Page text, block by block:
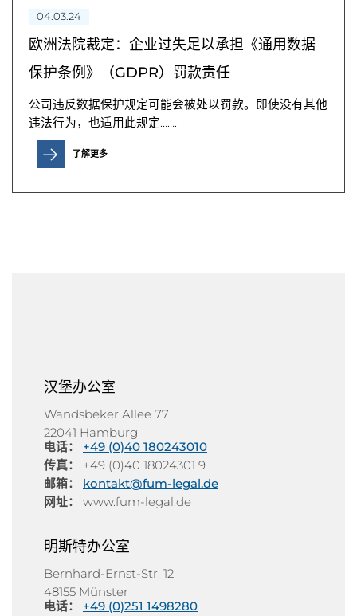
04.03.24
欧洲法院裁定：企业过失足以承担《通用数据
保护条例》（GDPR）罚款责任
公司违反数据保护规定可能会被处以罚款。即使没有其他
违法行为，也适用此规定…….
了解更多
汉堡办公室
Wandsbeker Allee 77
22041 Hamburg
电话： +49 (0)40 180243010
传真：
+49 (0)40 18024301 9
邮箱： kontakt@fum-legal.de
网址：
www.fum-legal.de
明斯特办公室
Bernhard-Ernst-Str. 12
48155 Münster
电话： +49 (0)251 1498280